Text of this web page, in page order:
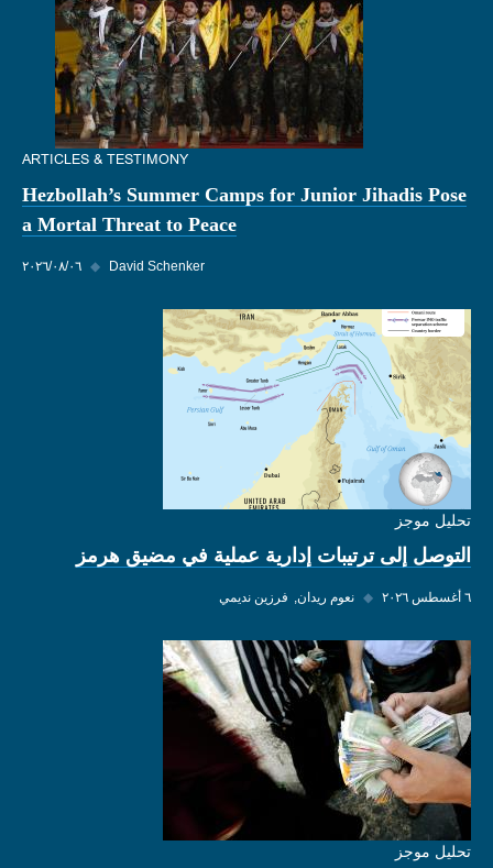
ARTICLES & TESTIMONY
Hezbollah’s Summer Camps for Junior Jihadis Pose
a Mortal Threat to Peace
٠٦‏/٠٨‏/٢٠٢٦ ◆ David Schenker
تحليل موجز
التوصل إلى ترتيبات إدارية عملية في مضيق هرمز
٦ أغسطس ٢٠٢٦ ◆ نعوم ريدان فرزين نديمي
تحليل موجز